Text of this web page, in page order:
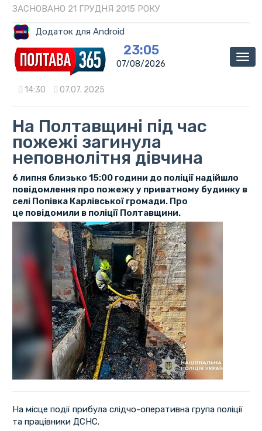
ЗАСНОВАНО 21 ГРУДНЯ 2015 РОКУ
Додаток для Android
23:05
07/08/2026
14:30 07.07. 2025
На Полтавщині під час
пожежі загинула
неповнолітня дівчина
6 липня близько 15:00 години до поліції надійшло
повідомлення про пожежу у приватному будинку в
селі Попівка Карлівської громади. Про
це повідомили в поліції Полтавщини.
На місце події прибула слідчо-оперативна група поліції
та працівники ДСНС.